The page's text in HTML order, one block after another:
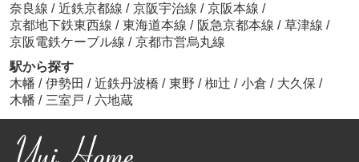
奈良線 / 近鉄京都線 / 京阪宇治線 / 京阪本線 /
京都地下鉄東西線 / 東海道本線 / 阪急京都本線 / 草津線 /
京阪電鉄ケーブル線 / 京都市営烏丸線
駅から探す
木幡 / 伊勢田 / 近鉄丹波橋 / 東野 / 椥辻 / 小倉 / 大久保 /
木幡 / 三室戸 / 六地蔵